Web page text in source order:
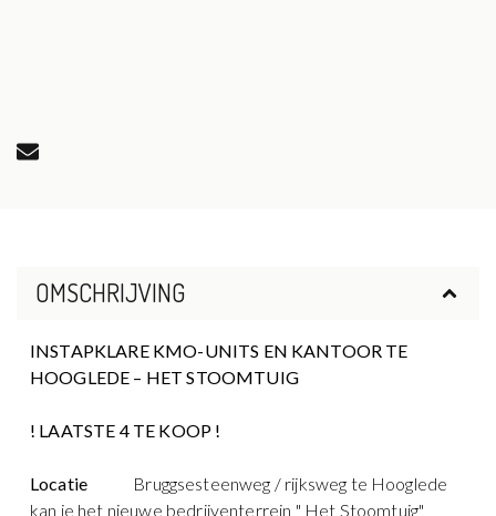
OMSCHRIJVING
INSTAPKLARE KMO-UNITS EN KANTOOR TE
HOOGLEDE – HET STOOMTUIG
! LAATSTE 4 TE KOOP !
Locatie Bruggsesteenweg / rijksweg te Hooglede
kan je het nieuwe bedrijventerrein " Het Stoomtuig"